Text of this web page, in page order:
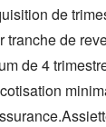
de
tranche de
de 4